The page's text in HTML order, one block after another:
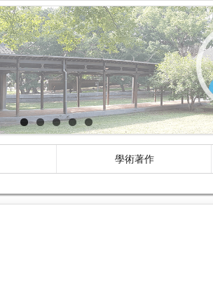
學術著作